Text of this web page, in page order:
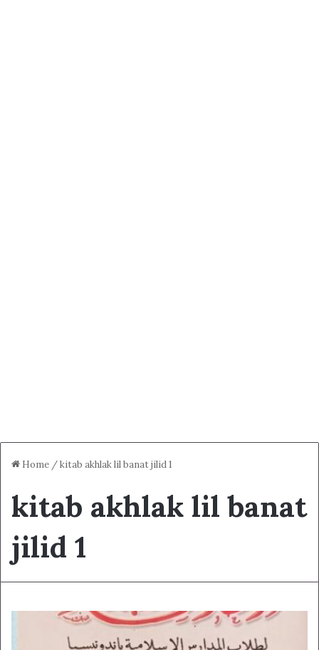
Home /kitab akhlak lil banat jilid 1
kitab akhlak lil banat
jilid 1